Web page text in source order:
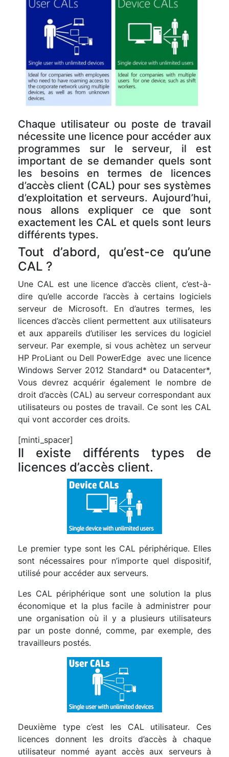
Chaque utilisateur ou poste de travail
nécessite une licence pour accéder aux
programmes sur le serveur, il est
important de se demander quels sont
les besoins en termes de licences
d’accès client (CAL) pour ses systèmes
d’exploitation et serveurs. Aujourd’hui,
nous allons expliquer ce que sont
exactement les CAL et quels sont leurs
différents types.
Tout d’abord, qu’est-ce qu’une
CAL ?
Une CAL est une licence d’accès client, c’est-à-
dire qu’elle accorde l’accès à certains logiciels
serveur de Microsoft. En d’autres termes, les
licences d’accès client permettent aux utilisateurs
et aux appareils d’utiliser les services du logiciel
serveur. Par exemple, si vous achètez un serveur
HP ProLiant ou Dell PowerEdge avec une licence
Windows Server 2012 Standard* ou Datacenter*,
Vous devrez acquérir également le nombre de
droit d’accès (CAL) au serveur correspondant aux
utilisateurs ou postes de travail. Ce sont les CAL
qui vont accorder ces droits.
[minti_spacer]
Il existe différents types de
licences d’accès client.
Le premier type sont les CAL périphérique. Elles
sont nécessaires pour n’importe quel dispositif,
utilisé pour accéder aux serveurs.
Les CAL périphérique sont une solution la plus
économique et la plus facile à administrer pour
une organisation où il y a plusieurs utilisateurs
par un poste donné, comme, par exemple, des
travailleurs postés.
Deuxième type c’est les CAL utilisateur. Ces
licences donnent les droits d’accès à chaque
utilisateur nommé ayant accès aux serveurs à